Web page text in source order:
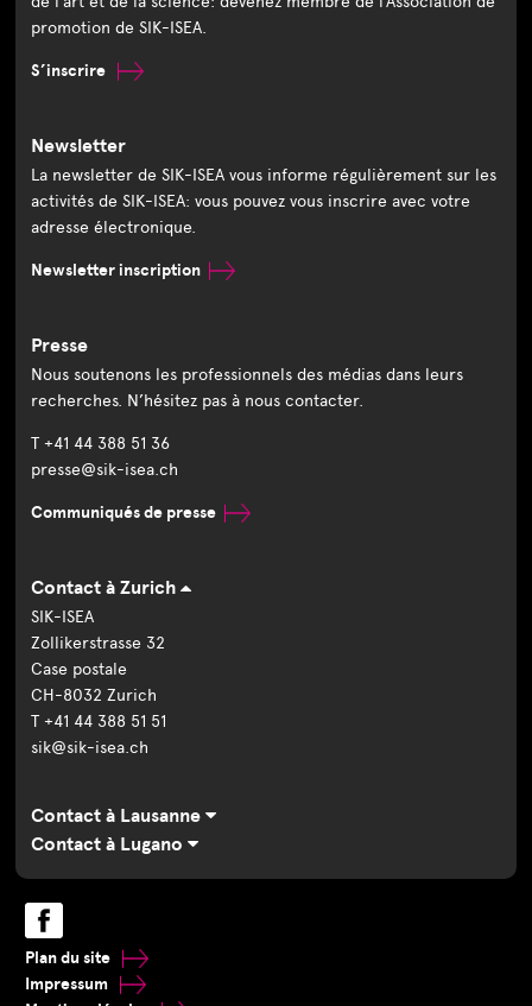
promotion de SIK-ISEA.
S’inscrire
Newsletter
La newsletter de SIK-ISEA vous informe régulièrement sur les
activités de SIK-ISEA: vous pouvez vous inscrire avec votre
adresse électronique.
Newsletter inscription
Presse
Nous soutenons les professionnels des médias dans leurs
recherches. N’hésitez pas à nous contacter.
T +41 44 388 51 36
presse@sik-isea.ch
Communiqués de presse
Contact à Zurich
SIK-ISEA
Zollikerstrasse 32
Case postale
CH-8032 Zurich
T +41 44 388 51 51
sik@sik-isea.ch
Contact à Lausanne
Contact à Lugano
Plan du site
Impressum